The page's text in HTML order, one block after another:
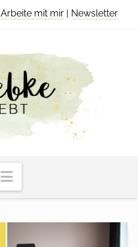
Arbeite mit mir | Newsletter
Navigation